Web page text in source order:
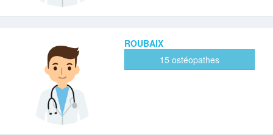
ROUBAIX
15 ostéopathes